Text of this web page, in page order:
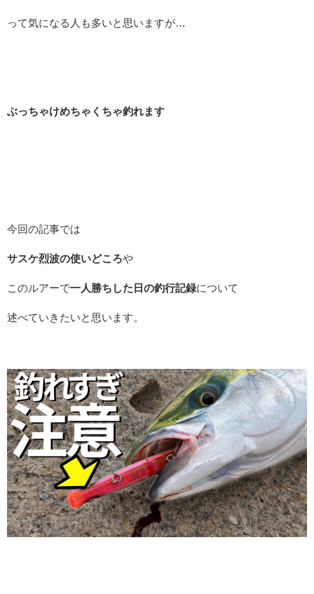
って気になる人も多いと思いますが…
ぶっちゃけめちゃくちゃ釣れます
今回の記事では
サスケ烈波の使いどころや
このルアーで一人勝ちした日の釣行記録について
述べていきたいと思います。